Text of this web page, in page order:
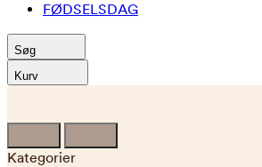
FØDSELSDAG
Søg
Kurv
Kategorier